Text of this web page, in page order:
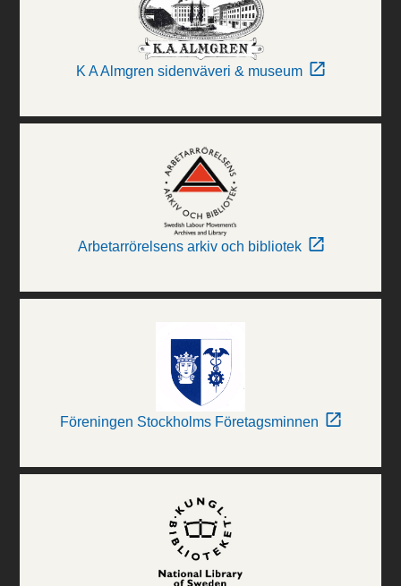
K A Almgren sidenväveri & museum
Arbetarrörelsens arkiv och bibliotek
Föreningen Stockholms Företagsminnen